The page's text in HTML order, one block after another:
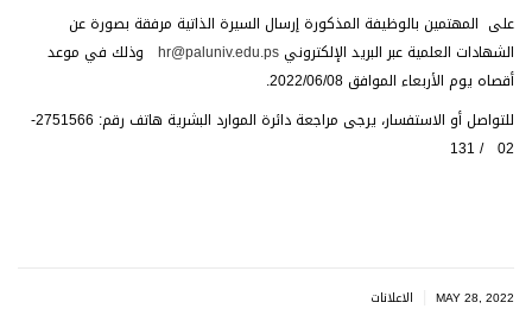
على المهتمين بالوظيفة المذكورة إرسال السيرة الذاتية مرفقة بصورة عن
الشهادات العلمية عبر البريد الإلكتروني hr@paluniv.edu.ps وذلك في موعد
أقصاه يوم الأربعاء الموافق 2022/06/08.
للتواصل أو الاستفسار، يرجى مراجعة دائرة الموارد البشرية هاتف رقم: 2751566-
02 / 131
MAY 28, 2022 الاعلانات